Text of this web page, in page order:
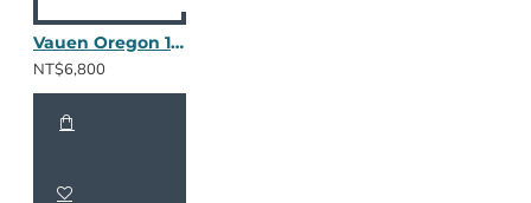
Vauen Oregon 146
NT$6,800